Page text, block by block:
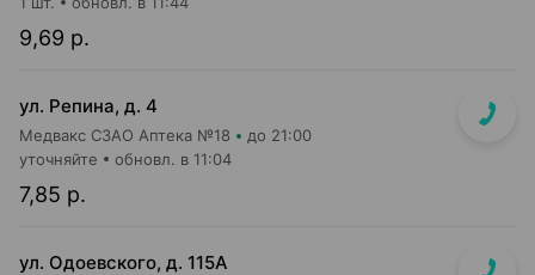
9,69 р.
ул. Репина, д. 4
Медвакс СЗАО Аптека №18 до 21:00
7,85 р.
уточняйте обновл. в 11:04
ул. Одоевского, д. 115А